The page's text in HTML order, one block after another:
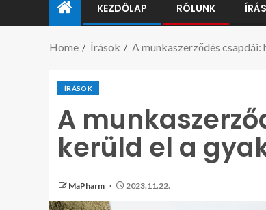
KEZDŐLAP RÓLUNK
Home Írások A munkaszerződés
ÍRÁSOK
A
kerüld el a
MaPharm 2023.11.22.